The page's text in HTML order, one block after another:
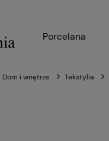
Porcelana
Dom i wnętrze Tekstylia